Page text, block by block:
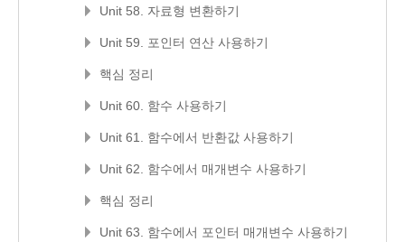
Unit 58. 자료형 변환하기
Unit 59. 포인터 연산 사용하기
핵심 정리
Unit 60. 함수 사용하기
Unit 61. 함수에서 반환값 사용하기
Unit 62. 함수에서 매개변수 사용하기
핵심 정리
Unit 63. 함수에서 포인터 매개변수 사용하기